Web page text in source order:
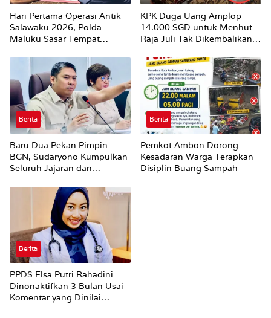
Hari Pertama Operasi Antik
Salawaku 2026, Polda
Maluku Sasar Tempat
KPK Duga Uang Amplop
14.000 SGD untuk Menhut
Raja Juli Tak Dikembalikan
Berita
Baru Dua Pekan Pimpin
BGN, Sudaryono Kumpulkan
Seluruh Jajaran dan
Pungli dan Pemerasan
Supplier harus Berhenti
Berita
Pemkot Ambon Dorong
Kesadaran Warga Terapkan
Disiplin Buang Sampah
Berita
PPDS Elsa Putri Rahadini
Dinonaktifkan 3 Bulan Usai
Komentar yang Dinilai